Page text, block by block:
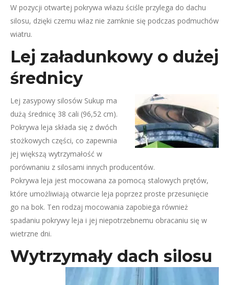
W pozycji otwartej pokrywa włazu ściśle przylega do dachu
silosu, dzięki czemu właz nie zamknie się podczas podmuchów
wiatru.
Lej załadunkowy o dużej
średnicy
Lej zasypowy silosów Sukup ma
dużą średnicę 38 cali (96,52 cm).
Pokrywa leja składa się z dwóch
stożkowych części, co zapewnia
jej większą wytrzymałość w
porównaniu z silosami innych producentów.
Pokrywa leja jest mocowana za pomocą stalowych prętów,
które umożliwiają otwarcie leja poprzez proste przesunięcie
go na bok. Ten rodzaj mocowania zapobiega również
spadaniu pokrywy leja i jej niepotrzebnemu obracaniu się w
wietrzne dni.
Wytrzymały dach silosu